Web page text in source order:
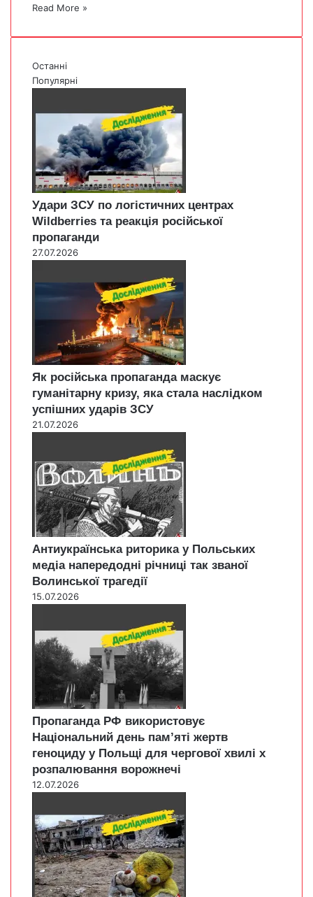
Read More »
Останні
Популярні
Удари ЗСУ по логістичних центрах
Wildberries та реакція російської
пропаганди
27.07.2026
Як російська пропаганда маскує
гуманітарну кризу, яка стала наслідком
успішних ударів ЗСУ
21.07.2026
Антиукраїнська риторика у Польських
медіа напередодні річниці так званої
Волинської трагедії
15.07.2026
Пропаганда РФ використовує
Національний день пам’яті жертв
геноциду у Польщі для чергової хвилі х
розпалювання ворожнечі
12.07.2026